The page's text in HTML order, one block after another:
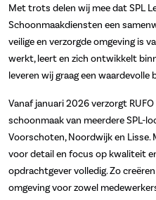
Met trots delen wij mee dat SPL
Schoonmaakdiensten een
veilige en verzorgde omgeving is
werkt, leert en zich ontwikkelt
leveren wij graag een waardevolle
Vanaf januari 2026 verzorgt
schoonmaak van meerdere SPL-
Voorschoten, Noordwijk en Lisse.
voor detail en focus op kwaliteit
opdrachtgever volledig. Zo
omgeving voor zowel